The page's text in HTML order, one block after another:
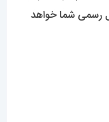
رسمی شما خواهد